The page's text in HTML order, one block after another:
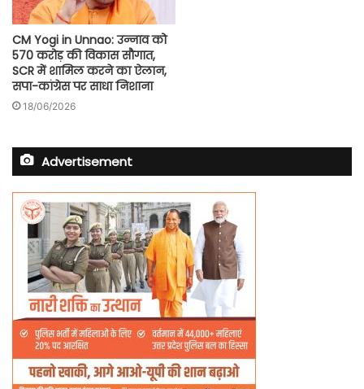
CM Yogi in Unnao: उन्नाव को
570 करोड़ की विकास सौगात,
SCR में शामिल करने का ऐलान,
सपा-कांग्रेस पर साधा निशाना
18/06/2026
Advertisement